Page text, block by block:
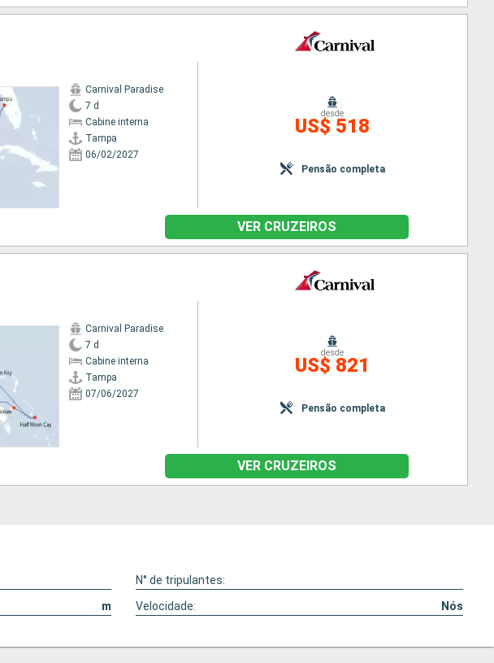
Carnival Paradise
7 d
Cabine interna
Tampa
06/02/2027
desde
US$ 518
Pensão completa
VER CRUZEIROS
Carnival Paradise
7 d
Cabine interna
Tampa
07/06/2027
desde
US$ 821
Pensão completa
VER CRUZEIROS
N° de tripulantes:
m Velocidade: Nós